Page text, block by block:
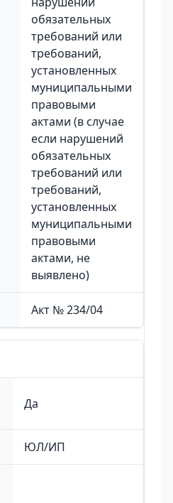
обязательных
требований или
требований,
установленных
муниципальными
правовыми
актами (в случае
если нарушений
обязательных
требований или
требований,
установленных
муниципальными
правовыми
актами, не
выявлено)
Акт № 234/04
Да
ЮЛ/ИП